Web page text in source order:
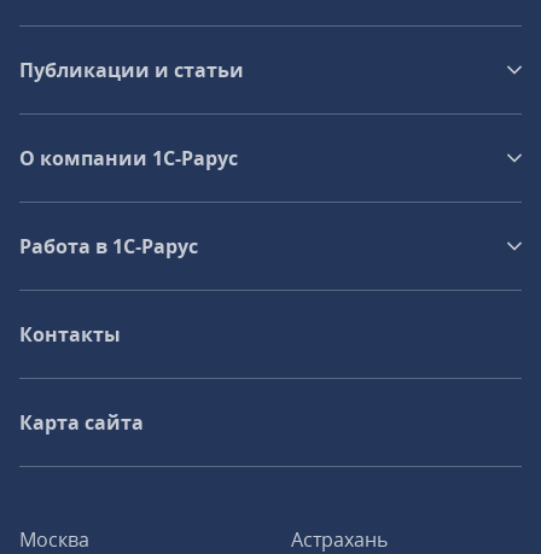
Москва
Астрахань
Публикации и статьи
О компании 1C-Рарус
Работа в 1С‑Рарус
Контакты
Карта сайта